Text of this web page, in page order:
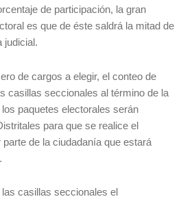
de participación, la gran
es que de éste saldrá la mitad de
judicial.
de cargos a elegir, el conteo de
casillas seccionales al término de la
paquetes electorales serán
para que se realice el
de la ciudadanía que estará
casillas seccionales el